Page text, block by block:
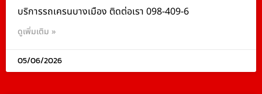
บริการรถเครนบางเมือง ติดต่อเรา 098-409-6
ดูเพิ่มเติม »
05/06/2026